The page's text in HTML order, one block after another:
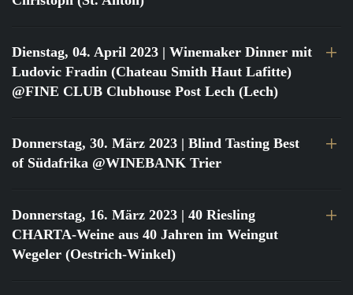
Dienstag, 04. April 2023 | Winemaker Dinner mit
Ludovic Fradin (Chateau Smith Haut Lafitte)
@FINE CLUB Clubhouse Post Lech (Lech)
Donnerstag, 30. März 2023 | Blind Tasting Best
of Südafrika @WINEBANK Trier
Donnerstag, 16. März 2023 | 40 Riesling
CHARTA-Weine aus 40 Jahren im Weingut
Wegeler (Oestrich-Winkel)